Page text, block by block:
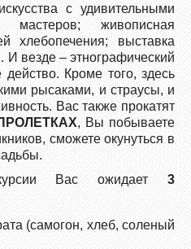
с удивительными
мастеров; живописная
хлебопечения; выставка
везде – этнографический
Кроме того, здесь
рысаками, и страусы, и
Вас также прокатят
, Вы побываете
сможете окунуться в
Вас ожидает 3
(самогон, хлеб, соленый